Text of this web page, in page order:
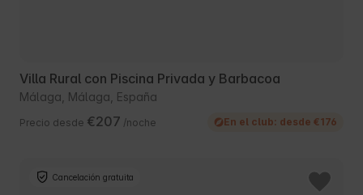
Villa Rural con Piscina Privada y Barbacoa
Málaga, Málaga, España
Precio desde €207 /noche En el club: desde €176
Cancelación gratuita